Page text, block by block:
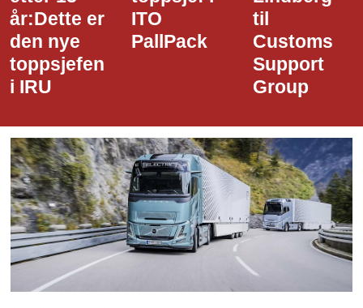
år:Dette er
den nye
toppsjefen
i IRU
ITO
PallPack
til
Customs
Support
Group